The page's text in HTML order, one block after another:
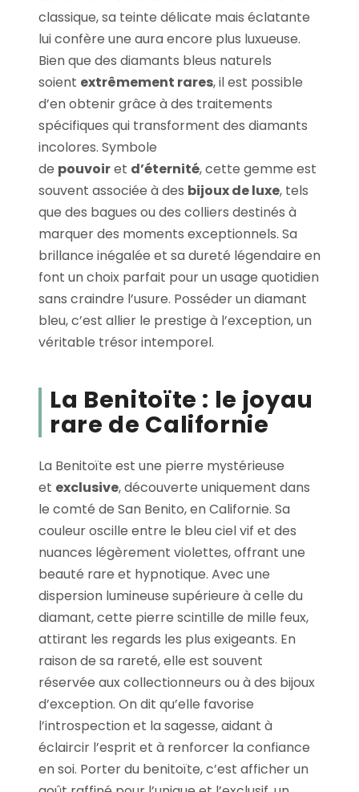
classique, sa teinte délicate mais éclatante
lui confère une aura encore plus luxueuse.
Bien que des diamants bleus naturels
soient extrêmement rares, il est possible
d’en obtenir grâce à des traitements
spécifiques qui transforment des diamants
incolores. Symbole
de pouvoiret d’éternité, cette gemme est
souvent associée à des bijoux de luxe, tels
que des bagues ou des colliers destinés à
marquer des moments exceptionnels. Sa
brillance inégalée et sa dureté légendaire en
font un choix parfait pour un usage quotidien
sans craindre l’usure. Posséder un diamant
bleu, c’est allier le prestige à l’exception, un
véritable trésor intemporel.
La Benitoïte : le joyau
rare de Californie
La Benitoïte est une pierre mystérieuse
et exclusive, découverte uniquement dans
le comté de San Benito, en Californie. Sa
couleur oscille entre le bleu ciel vif et des
nuances légèrement violettes, offrant une
beauté rare et hypnotique. Avec une
dispersion lumineuse supérieure à celle du
diamant, cette pierre scintille de mille feux,
attirant les regards les plus exigeants. En
raison de sa rareté, elle est souvent
réservée aux collectionneurs ou à des bijoux
d’exception. On dit qu’elle favorise
l’introspection et la sagesse, aidant à
éclaircir l’esprit et à renforcer la confiance
en soi. Porter du benitoïte, c’est afficher un